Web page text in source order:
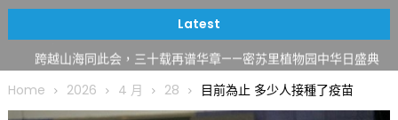
Latest
筝声与琴韵交汇：刘励(Li Statler)与钢琴家Darek演绎一场古筝
跨越山海同此会，三十载再谱华章——密苏里植物园中华日盛典
圆满举行
圣路易龙舟俱乐部5月16日龙舟体验日 邀请各界亲身体验划行乐
Home 2026 4 月 28 目前為止 多少人接種了疫苗